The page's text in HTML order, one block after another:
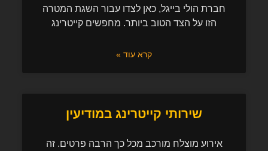
חברת הולי בייגל, כאן לצדו עבור השגת המטרה
הזו על הצד הטוב ביותר. מחפשים קייטרינג
קרא עוד »
שירותי קייטרינג במודיעין
אירוע מוצלח מורכב מכל כך הרבה פרטים. זה